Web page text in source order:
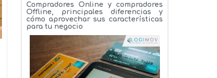
Compradores Online y compradores
Offline, principales diferencias y
cómo aprovechar sus características
para tu negocio